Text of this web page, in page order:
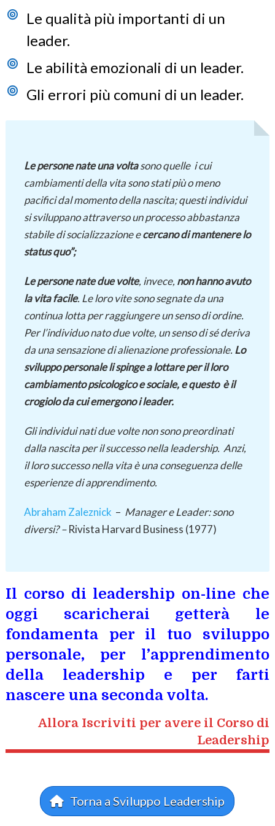
Le qualità più importanti di un
leader.
Le abilità emozionali di un leader.
Gli errori più comuni di un leader.
Le persone nate una voltasono quelle i cui
cambiamenti della vita sono stati più o meno
pacifici dal momento della nascita; questi individui
si sviluppano attraverso un processo abbastanza
stabile di socializzazione ecercano di mantenere lo
status quo”;
Le persone nate due volte, invece, non hanno avuto
la vita facile. Le loro vite sono segnate da una
continua lotta per raggiungere un senso di ordine.
Per l’individuo nato due volte, un senso di sé deriva
da una sensazione di alienazione professionale. Lo
sviluppo personale li spinge a lottare per il loro
cambiamento psicologico e sociale, e questo è il
crogiolo da cui emergono i leader.
Gli individui nati due volte non sono preordinati
dalla nascita per il successo nella leadership. Anzi,
il loro successo nella vita è una conseguenza delle
esperienze di apprendimento.
Abraham Zaleznick – Manager e Leader: sono
diversi? –Rivista Harvard Business (1977)
Il corso di leadership on-line che
oggi scaricherai getterà le
fondamenta per il tuo sviluppo
personale, per l’apprendimento
della leadership e per farti
nascere una seconda volta.
Allora Iscriviti per avere il Corso di
Leadership
Torna a Sviluppo Leadership